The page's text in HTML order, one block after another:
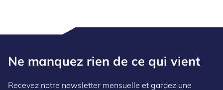
Ne manquez rien de ce qui vient
Recevez notre newsletter mensuelle et gardez une